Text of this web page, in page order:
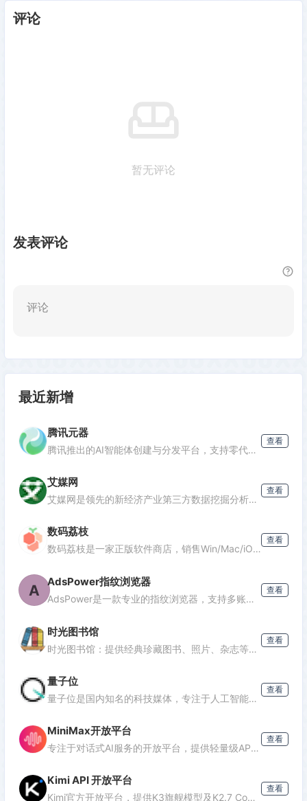
评论
暂无评论
发表评论
评论
最近新增
腾讯元器
腾讯推出的AI智能体创建与分发平台，支持零代码开发专属AI聊天机器人，深度集成腾讯生态能力，可分发至微信等渠道。
查看
艾媒网
艾媒网是领先的新经济产业第三方数据挖掘分析机构，提供行业报告、消费洞察和商业趋势数据，覆盖AI、电商、汽车等多个领域。
查看
数码荔枝
数码荔枝是一家正版软件商店，销售Win/Mac/iOS/Android平台的影音、办公、设计等软件，并提供使用教程和会员优惠。
查看
A AdsPower指纹浏览器
AdsPower是一款专业的指纹浏览器，支持多账号防关联管理，适用于跨境电商、广告投放、社媒营销等场景，提供独立浏览器环境，降低封号风险。
查看
时光图书馆
时光图书馆：提供经典珍藏图书、照片、杂志等文化资源的数字平台。
查看
量子位
量子位是国内知名的科技媒体，专注于人工智能领域，提供最新AI资讯、行业分析和深度报道，是了解AI发展的重要窗口。
查看
MiniMax开放平台
专注于对话式AI服务的开放平台，提供轻量级API接口，支持多轮对话、文本生成等功能，适合需要快速集成对话能力的开发者。
查看
Kimi API 开放平台
Kimi官方开放平台，提供K3旗舰模型及K2.7 Code编程模型API，支持1M token上下文、联网搜索及代码执行，助力开发者高效构建智能应用。
查看